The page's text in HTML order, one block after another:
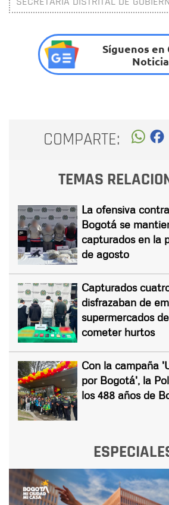
Síguenos en
COMPARTE:
TEMAS
La ofensiva
Bogotá se
capturados en la
de agosto
Capturados
disfrazaban de
supermercados
cometer hurtos
Con la campaña
por Bogotá', la
los 488 años de